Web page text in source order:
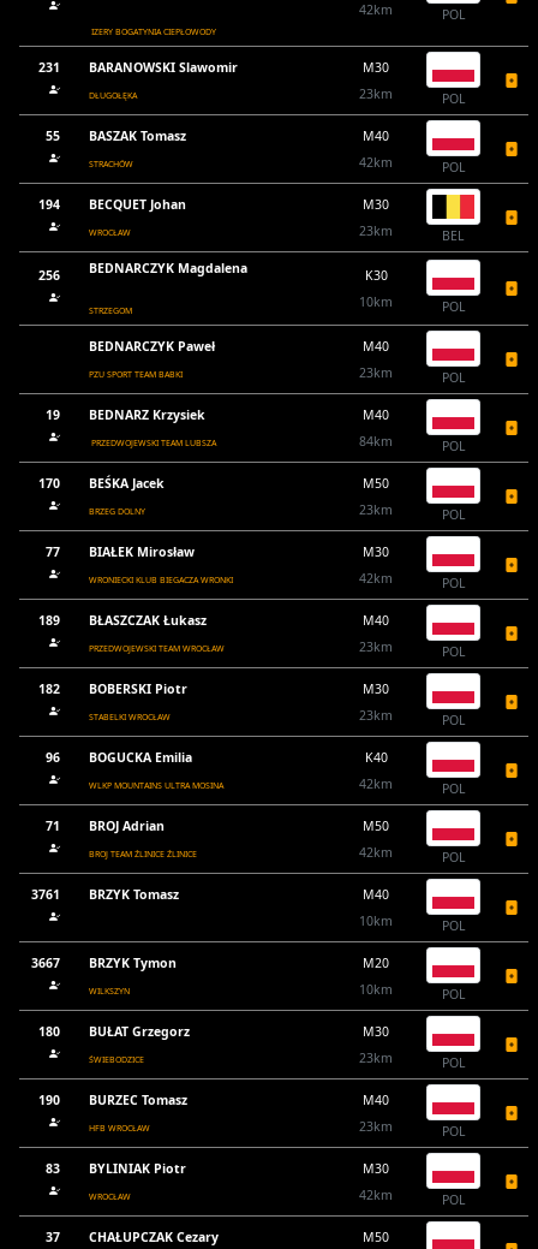
IZERY BOGATYNIA CIEPŁOWODY
42km
POL
231 BARANOWSKI Slawomir
DŁUGOŁĘKA
M30
23km
POL
55 BASZAK Tomasz
STRACHÓW
M40
42km
POL
194 BECQUET Johan
WROCŁAW
M30
23km
BEL
256 BEDNARCZYK Magdalena
STRZEGOM
K30
10km
POL
BEDNARCZYK Paweł
PZU SPORT TEAM BABKI
M40
23km
POL
19 BEDNARZ Krzysiek
PRZEDWOJEWSKI TEAM LUBSZA
M40
84km
POL
170 BEŚKA Jacek
BRZEG DOLNY
M50
23km
POL
77 BIAŁEK Mirosław
WRONIECKI KLUB BIEGACZA WRONKI
M30
42km
POL
189 BŁASZCZAK Łukasz
PRZEDWOJEWSKI TEAM WROCŁAW
M40
23km
POL
182 BOBERSKI Piotr
STABELKI WROCŁAW
M30
23km
POL
96 BOGUCKA Emilia
WLKP MOUNTAINS ULTRA MOSINA
K40
42km
POL
71 BROJ Adrian
BROJ TEAM ŹLINICE ŹLINICE
M50
42km
POL
3761 BRZYK Tomasz
M40
10km
POL
3667 BRZYK Tymon
WILKSZYN
M20
10km
POL
180 BUŁAT Grzegorz
ŚWIEBODZICE
M30
23km
POL
190 BURZEC Tomasz
HFB WROCŁAW
M40
23km
POL
83 BYLINIAK Piotr
WROCŁAW
M30
42km
POL
37 CHAŁUPCZAK Cezary
M50